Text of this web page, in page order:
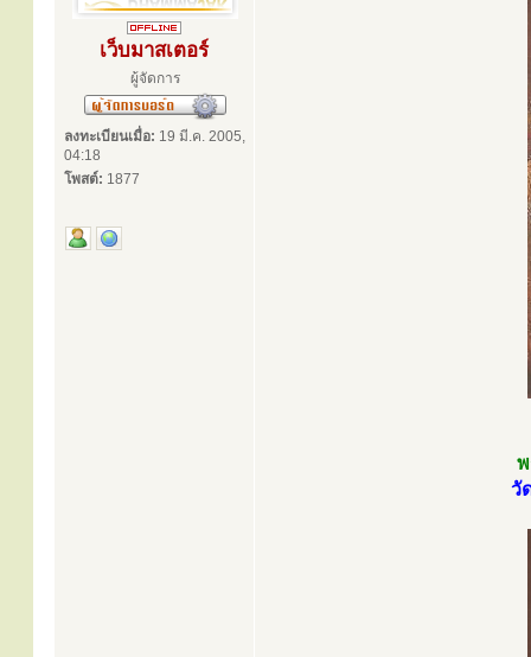
เว็บมาสเตอร์
ผู้จัดการ
ลงทะเบียนเมื่อ: 19 มี.ค. 2005,
04:18
โพสต์: 1877
พ
วั